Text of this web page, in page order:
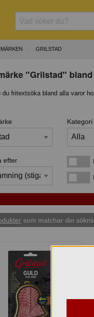
GRILSTAD
"Grilstad"
du fritextsöka bland alla varor
Kategori
efter Bara
Bara
som matchar din